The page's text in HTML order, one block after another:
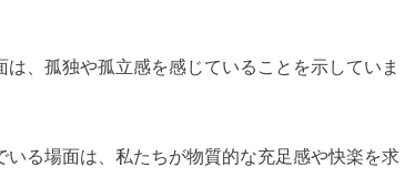
、孤独や孤立感を感じていることを示していま
る場面は、私たちが物質的な充足感や快楽を求